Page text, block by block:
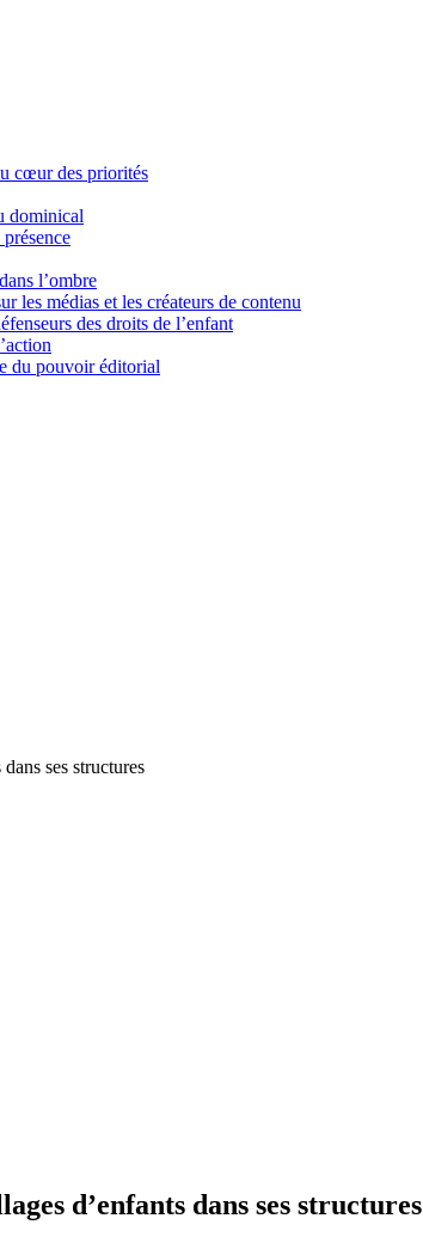
cœur des priorités
dominical
l’ombre
les médias et les créateurs de contenu
des droits de l’enfant
du pouvoir éditorial
ses structures
d’enfants dans ses structures